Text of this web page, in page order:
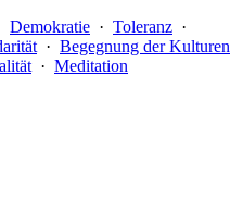
Demokratie · Toleranz ·
· Begegnung der Kulturen
· Meditation